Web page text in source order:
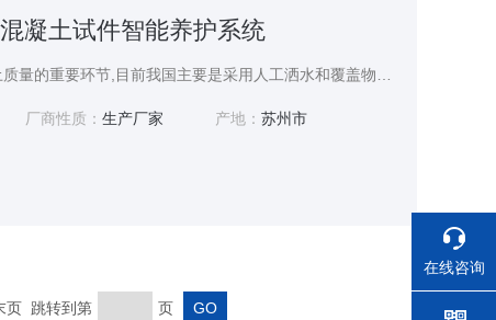
凝土试件智能养护系统
厂商性质： 生产厂家 产地：苏州市
页 跳转到第 页
在线咨询